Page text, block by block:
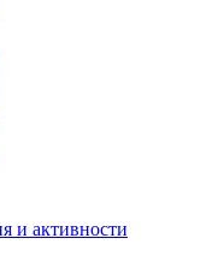
и активности